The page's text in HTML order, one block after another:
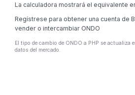
La calculadora mostrará el equivalente
Regístrese para obtener una cuenta de
vender o intercambiar ONDO
El tipo de cambio de ONDO a PHP se actualiza
datos del mercado.